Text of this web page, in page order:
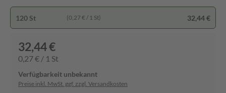
120 St (0,27 € / 1 St) 32,44 €
32,44 €
0,27 € / 1 St
Verfügbarkeit unbekannt
Preise inkl. MwSt. ggf. zzgl. Versandkosten